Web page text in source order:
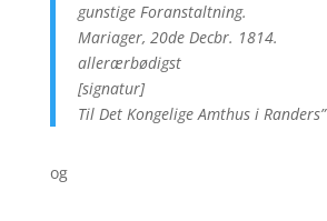
gunstige Foranstaltning.
Mariager, 20de Decbr. 1814.
allerærbødigst
[signatur]
Til Det Kongelige Amthus i Randers”
og